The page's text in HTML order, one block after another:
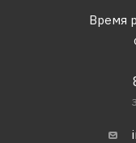
Время